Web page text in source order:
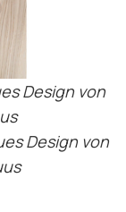
Design von
Design von